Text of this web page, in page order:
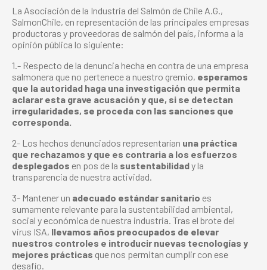
La Asociación de la Industria del Salmón de Chile A.G.,
SalmonChile, en representación de las principales empresas
productoras y proveedoras de salmón del país, informa a la
opinión pública lo siguiente:
1.- Respecto de la denuncia hecha en contra de una empresa
salmonera que no pertenece a nuestro gremio, esperamos
que la autoridad haga una investigación que permita
aclarar esta grave acusación y que, si se detectan
irregularidades, se proceda con las sanciones que
corresponda.
2- Los hechos denunciados representarían una práctica
que rechazamos y que es contraria a los esfuerzos
desplegados en pos de la sustentabilidady la
transparencia de nuestra actividad.
3- Mantener un adecuado estándar sanitario es
sumamente relevante para la sustentabilidad ambiental,
social y económica de nuestra industria. Tras el brote del
virus ISA, llevamos años preocupados de elevar
nuestros controles e introducir nuevas tecnologías y
mejores prácticas que nos permitan cumplir con ese
desafío.